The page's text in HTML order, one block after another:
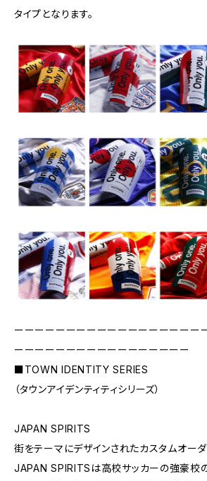
タイプとなります。
ーーーーーーーーーーーーーーーーーー
ーーーーーーーーーーーーーーーーー
■TOWN IDENTITY SERIES
（タウンアイデンティティシリーズ）
JAPAN SPIRITS
街をテーマにデザインされたカスタムオーダ
JAPAN SPIRITSは高校サッカーの強豪校